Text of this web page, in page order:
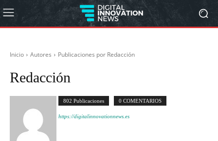
Inicio Autores Publicaciones por Redacción
Redacción
802 Publicaciones 0 COMENTARIOS
https://digitalinnovationnews.es